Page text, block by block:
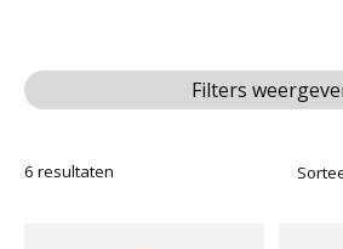
Filters
6 resultaten